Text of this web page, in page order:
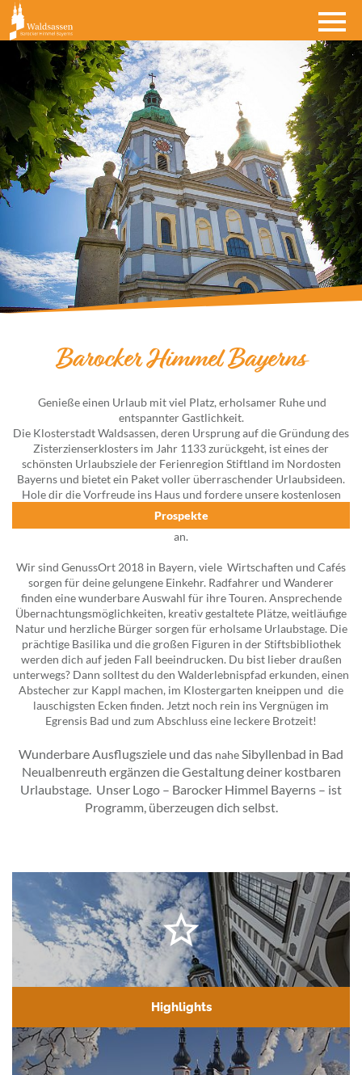
Barocker Himmel Bayerns
Genieße einen Urlaub mit viel Platz, erholsamer Ruhe und
entspannter Gastlichkeit.
Die Klosterstadt Waldsassen, deren Ursprung auf die Gründung des
Zisterzienserklosters im Jahr 1133 zurückgeht, ist eines der
schönsten Urlaubsziele der Ferienregion Stiftland im Nordosten
Bayerns und bietet ein Paket voller überraschender Urlaubsideen.
Hole dir die Vorfreude ins Haus und fordere unsere kostenlosen
Prospekte
an.
Wir sind GenussOrt 2018 in Bayern, viele Wirtschaften und Cafés
sorgen für deine gelungene Einkehr. Radfahrer und Wanderer
finden eine wunderbare Auswahl für ihre Touren. Ansprechende
Übernachtungsmöglichkeiten, kreativ gestaltete Plätze, weitläufige
Natur und herzliche Bürger sorgen für erholsame Urlaubstage. Die
prächtige Basilika und die großen Figuren in der Stiftsbibliothek
werden dich auf jeden Fall beeindrucken. Du bist lieber draußen
unterwegs? Dann solltest du den Walderlebnispfad erkunden, einen
Abstecher zur Kappl machen, im Klostergarten kneippen und die
lauschigsten Ecken finden. Jetzt noch rein ins Vergnügen im
Egrensis Bad und zum Abschluss eine leckere Brotzeit!
Wunderbare Ausflugsziele und das nahe Sibyllenbad in Bad
Neualbenreuth ergänzen die Gestaltung deiner kostbaren
Urlaubstage. Unser Logo – Barocker Himmel Bayerns – ist
Programm, überzeugen dich selbst.
Highlights